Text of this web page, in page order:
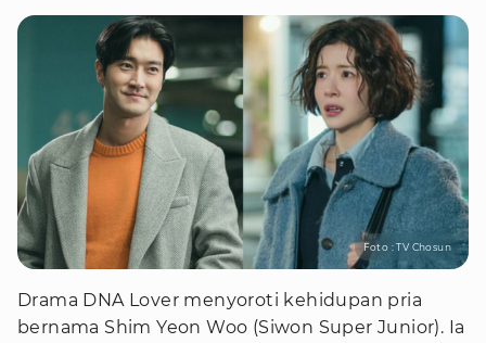
Foto : TV Chosun
Drama DNA Lover menyoroti kehidupan pria
bernama Shim Yeon Woo (Siwon Super Junior). Ia